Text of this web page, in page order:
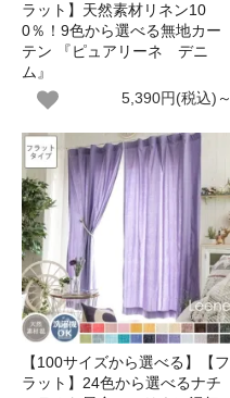
ラット】天然素材リネン10
0％！9色から選べる無地カー
テン 『ピュアリーネ デニ
ム』
5,390円(税込)～
【100サイズから選べる】【フ
ラット】24色から選べるナチ